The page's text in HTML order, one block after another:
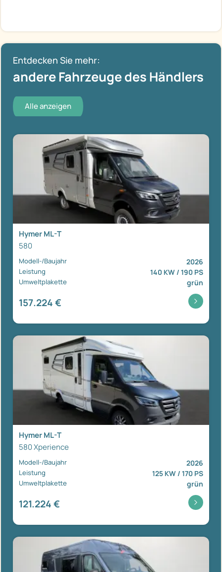
Entdecken Sie mehr:
andere Fahrzeuge des Händlers
Alle anzeigen
Hymer ML-T
580
Modell-/Baujahr 2026
Leistung 140 KW / 190 PS
Umweltplakette grün
157.224 €
Hymer ML-T
580 Xperience
Modell-/Baujahr 2026
Leistung 125 KW / 170 PS
Umweltplakette grün
121.224 €